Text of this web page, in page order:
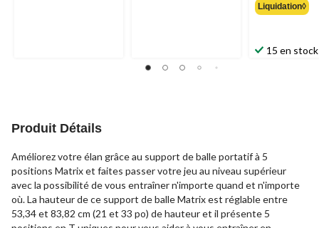
Liquidation◊
15 en stock
Produit Détails
Améliorez votre élan grâce au support de balle portatif à 5
positions Matrix et faites passer votre jeu au niveau supérieur
avec la possibilité de vous entraîner n'importe quand et n'importe
où. La hauteur de ce support de balle Matrix est réglable entre
53,34 et 83,82 cm (21 et 33 po) de hauteur et il présente 5